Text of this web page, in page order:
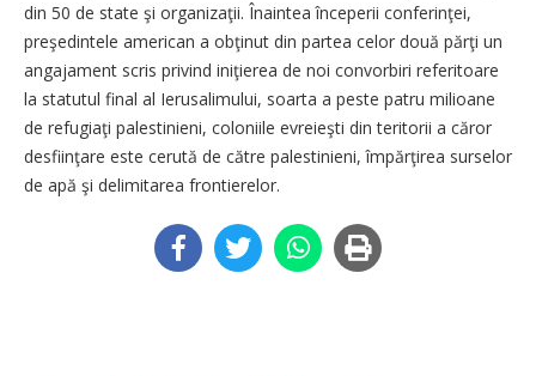
din 50 de state şi organizaţii. Înaintea începerii conferinţei,
preşedintele american a obţinut din partea celor două părţi un
angajament scris privind iniţierea de noi convorbiri referitoare
la statutul final al Ierusalimului, soarta a peste patru milioane
de refugiaţi palestinieni, coloniile evreieşti din teritorii a căror
desfiinţare este cerută de către palestinieni, împărţirea surselor
de apă şi delimitarea frontierelor.